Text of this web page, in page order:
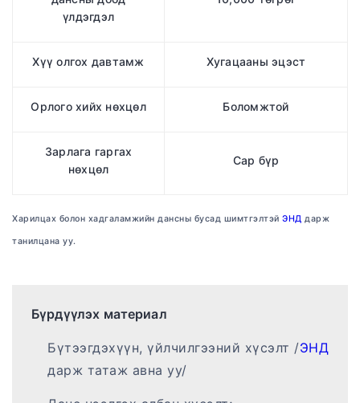
үлдэгдэл
Хүү олгох давтамж Хугацааны эцэст
Орлого хийх нөхцөл Боломжтой
Зарлага гаргах
нөхцөл
Сар бүр
Харилцах болон хадгаламжийн дансны бусад шимтгэлтэй ЭНД дарж
танилцана уу.
Бүрдүүлэх материал
Бүтээгдэхүүн, үйлчилгээний хүсэлт /ЭНД
дарж татаж авна уу/